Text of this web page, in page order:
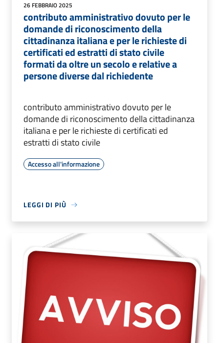
26 FEBBRAIO 2025
contributo amministrativo dovuto per le
domande di riconoscimento della
cittadinanza italiana e per le richieste di
certificati ed estratti di stato civile
formati da oltre un secolo e relative a
persone diverse dal richiedente
contributo amministrativo dovuto per le
domande di riconoscimento della cittadinanza
italiana e per le richieste di certificati ed
estratti di stato civile
Accesso all'informazione
LEGGI DI PIÙ